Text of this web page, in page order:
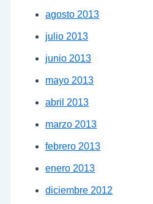
agosto 2013
julio 2013
junio 2013
mayo 2013
abril 2013
marzo 2013
febrero 2013
enero 2013
diciembre 2012